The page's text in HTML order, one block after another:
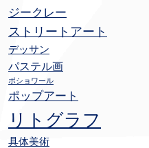
ジークレー
ストリートアート
デッサン
パステル画
ポショワール
ポップアート
リトグラフ
具体美術